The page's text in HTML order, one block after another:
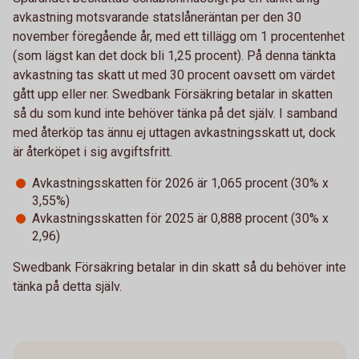
avkastning motsvarande statslåneräntan per den 30
november föregående år, med ett tillägg om 1 procentenhet
(som lägst kan det dock bli 1,25 procent). På denna tänkta
avkastning tas skatt ut med 30 procent oavsett om värdet
gått upp eller ner. Swedbank Försäkring betalar in skatten
så du som kund inte behöver tänka på det själv. I samband
med återköp tas ännu ej uttagen avkastningsskatt ut, dock
är återköpet i sig avgiftsfritt.
Avkastningsskatten för 2026 är 1,065 procent (30% x
3,55%)
Avkastningsskatten för 2025 är 0,888 procent (30% x
2,96)
Swedbank Försäkring betalar in din skatt så du behöver inte
tänka på detta själv.